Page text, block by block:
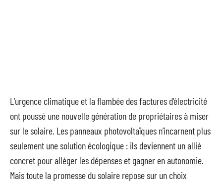
L’urgence climatique et la flambée des factures d’électricité
ont poussé une nouvelle génération de propriétaires à miser
sur le solaire. Les panneaux photovoltaïques n’incarnent plus
seulement une solution écologique : ils deviennent un allié
concret pour alléger les dépenses et gagner en autonomie.
Mais toute la promesse du solaire repose sur un choix